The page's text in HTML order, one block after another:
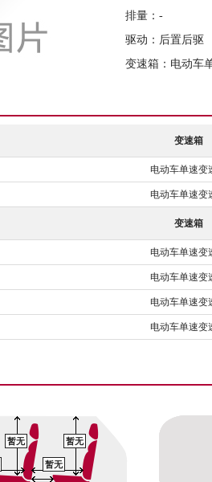
排量：-
驱动：后置后驱
变速箱：电动车
变速箱
电动车单速变
电动车单速变
变速箱
电动车单速变
电动车单速变
电动车单速变
电动车单速变
暂无 暂无
暂无